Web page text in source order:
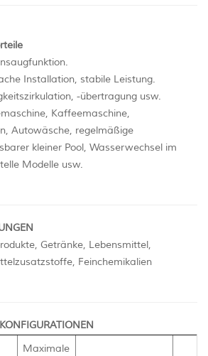
Installation, stabile Leistung.
-übertragung usw.
Kaffeemaschine,
Autowäsche, regelmäßige
kleiner Pool, Wasserwechsel im
Modelle usw.
Getränke, Lebensmittel,
Feinchemikalien
Maximale